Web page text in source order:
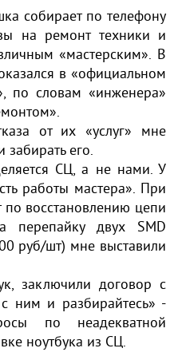
собирает по телефону
на ремонт техники и
«мастерским». В
в «официальном
по словам «инженера»
от их «услуг» мне
забирать его.
СЦ, а не нами. У
работы мастера». При
по восстановлению цепи
двух SMD
руб/шт) мне выставили
заключили договор с
ним и разбирайтесь» -
по неадекватной
ноутбука из СЦ.